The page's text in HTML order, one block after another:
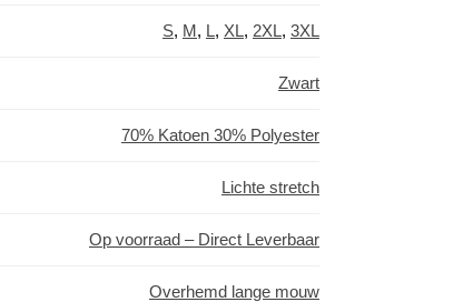
S, M, L, XL, 2XL, 3XL
Zwart
70% Katoen 30% Polyester
Lichte stretch
Op voorraad – Direct Leverbaar
Overhemd lange mouw